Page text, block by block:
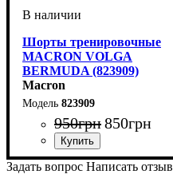
Шорты тренировочные
MACRON VOLGA
BERMUDA (823909)
Macron
823909
950грн850грн
Пол: Детское, Унисекс,
Мужской
Производитель: Macron
Цвет: Черный
Задать вопрос Написать отзыв